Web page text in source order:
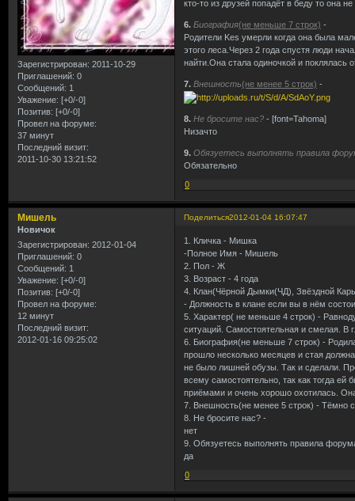
Зарегистрирован: 2011-10-29
Приглашений: 0
Сообщений: 1
Уважение: [+0/-0]
Позитив: [+0/-0]
Провел на форуме:
37 минут
Последний визит:
2011-10-30 13:21:52
кто-то из друзей попадёт в беду то она
6. Биография(не меньше 7 строк) -
Родители Kes умерли когда она была
этого леса.Через 2 года спустя люди
найти.Она стала одиночкой и поклялась
7. Внешность(не менее 5 строк) -
8. Не бросите нас? - [font=Tahoma]
Низачто
9. Обязуетесь выполнять правила
Обязательно
0
Поделиться2012-01-04 16:07:47
Мишель
Новичок
Зарегистрирован: 2012-01-04
Приглашений: 0
Сообщений: 1
Уважение: [+0/-0]
Позитив: [+0/-0]
Провел на форуме:
12 минут
Последний визит:
2012-01-16 09:25:02
1. Кличка - Мишка
-Полное Имя - Мишель
2. Пол - Ж
3. Возраст - 4 года
4. Клан(Чёрной Дымки(ЧД), Звёздной
- Должность в клане если вы в нём
5. Характер( не меньше 4 строк) -
ситуаций. Самостоятельная и смелая. В
6. Биография(не меньше 7 строк) -
прошло несколько месяцев и стая
не было лишней обузы. Так и сделали.
всему самостоятельно, так как тогда ей
приёмами и очень хорошо охотилась.
7. Внешность(не менее 5 строк) - Тёмно
8. Не бросите нас? -
нет
9. Обязуетесь выполнять правила
да
0